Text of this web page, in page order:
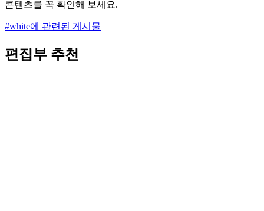
콘텐츠를 꼭 확인해 보세요.
#white에 관련된 게시물
편집부 추천